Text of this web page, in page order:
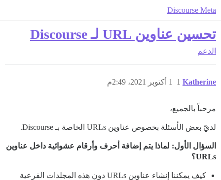
Discourse Meta
تحسين عناوين URL لـ Discourse
الدعم
Katherine 1 أكتوبر 2021، 2:49م 1
مرحباً بالجميع،
لديّ بعض الأسئلة بخصوص عناوين URLs الخاصة بـ Discourse.
السؤال الأول: لماذا يتم إضافة أحرف وأرقام عشوائية داخل عناوين
URLs؟
كيف يمكننا إنشاء عناوين URLs دون هذه المجلدات الفرعية